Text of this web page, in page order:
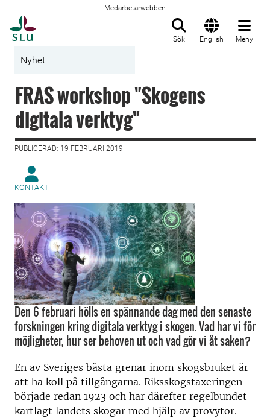
Medarbetarwebben
Sök English Meny
Nyhet
FRAS workshop "Skogens
digitala verktyg"
PUBLICERAD: 19 FEBRUARI 2019
KONTAKT
Den 6 februari hölls en spännande dag med den senaste
forskningen kring digitala verktyg i skogen. Vad har vi för
möjligheter, hur ser behoven ut och vad gör vi åt saken?
En av Sveriges bästa grenar inom skogsbruket är
att ha koll på tillgångarna. Riksskogstaxeringen
började redan 1923 och har därefter regelbundet
kartlagt landets skogar med hjälp av provytor.